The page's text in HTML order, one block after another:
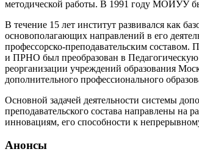
методической работы. В 1991 году МОИУУ
В течение 15 лет институт развивался как
основополагающих направлений в его
профессорско-преподавательским
и ПРНО был преобразован в Педагогическую
реорганизации учреждений образования
дополнительного профессионального
Основной задачей деятельности системы
преподавательского состава направлены на
инновациям, его способности к
Анонсы